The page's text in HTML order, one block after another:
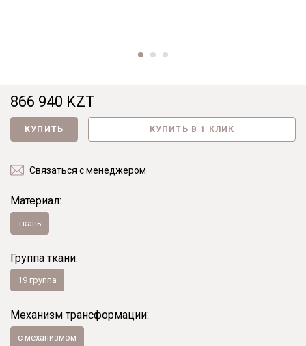
866 940 KZT
КУПИТЬ КУПИТЬ В 1 КЛИК
Связаться с менеджером
Материал:
ткань
Группа ткани:
19 группа
Механизм трансформации:
с механизмом